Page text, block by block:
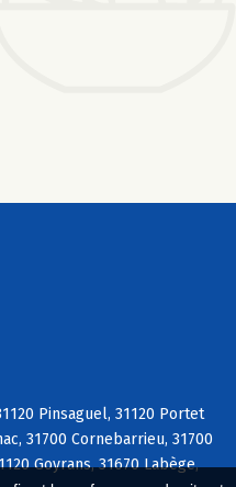
Pinsaguel, 31120 Portet
31700 Cornebarrieu, 31700
Goyrans, 31670 Labège,